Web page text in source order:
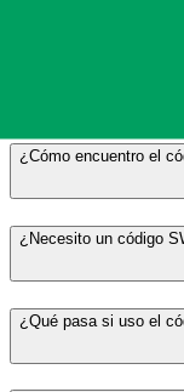
¿Cómo encuentro el
¿Necesito un código
¿Qué pasa si uso el